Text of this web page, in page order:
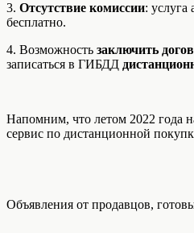
3. Отсутствие комиссии: услуга
бесплатно.
4. Возможность заключить
записаться в ГИБДД
Напомним, что летом 2022 года
сервис по дистанционной
Объявления от продавцов,